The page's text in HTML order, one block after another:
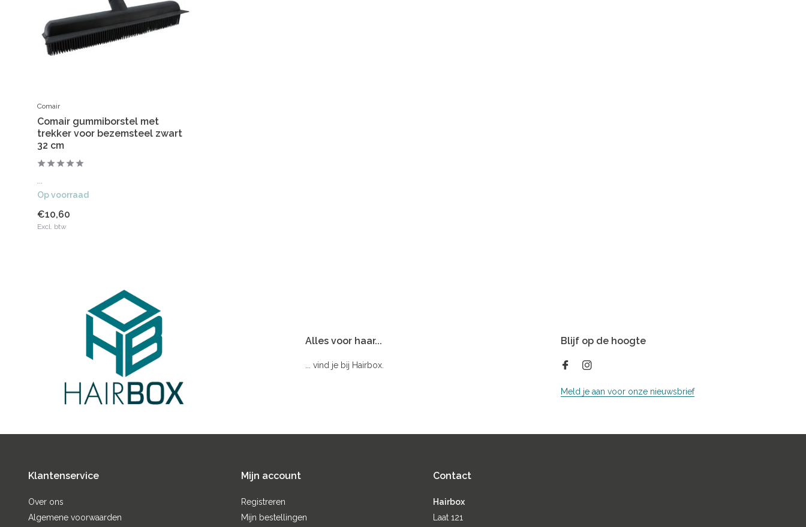
Comair
Comair gummiborstel met
trekker voor bezemsteel zwart
32 cm
Op voorraad
€10,60
Excl. btw
Alles voor haar...
... vind je bij Hairbox.
Blijf op de hoogte
Meld je aan voor onze nieuwsbrief
Klantenservice
Over ons
Algemene voorwaarden
Mijn account
Registreren
Mijn bestellingen
Contact
Hairbox
Laat 121